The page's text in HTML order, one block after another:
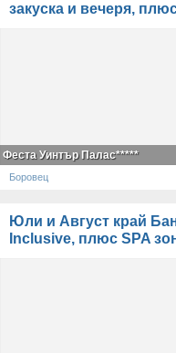
закуска и вечеря,
Феста Уинтър Палас*****
Боровец
Юли и Август край
Inclusive, плюс SPA